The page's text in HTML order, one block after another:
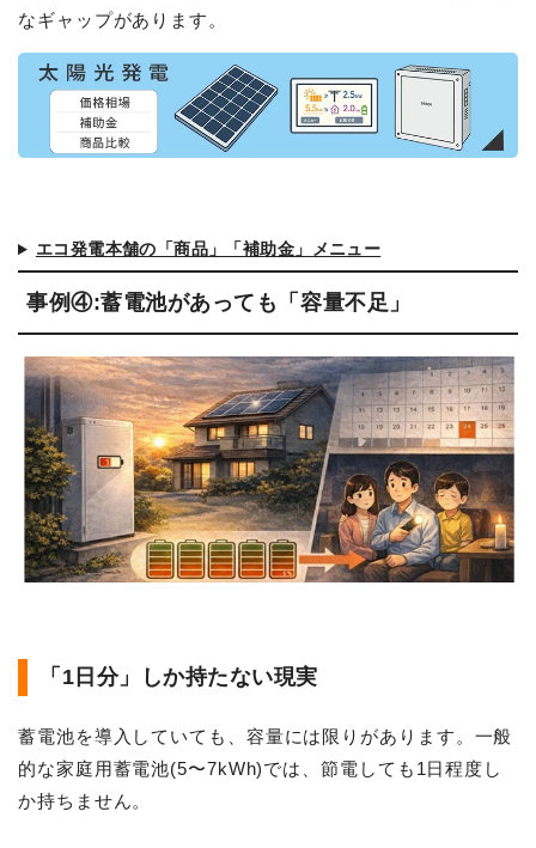
なギャップがあります。
エコ発電本舗の「商品」「補助金」メニュー
事例④:蓄電池があっても「容量不足」
「1日分」しか持たない現実
蓄電池を導入していても、容量には限りがあります。一般
的な家庭用蓄電池(5〜7kWh)では、節電しても1日程度し
か持ちません。